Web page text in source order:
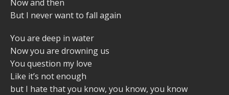
Now and then
But I never want to fall again
You are deep in water
Now you are drowning us
You question my love
Like it’s not enough
but I hate that you know, you know, you know